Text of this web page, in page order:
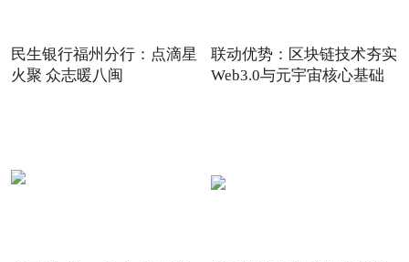
民生银行福州分行：点滴星
火聚 众志暖八闽
联动优势：区块链技术夯实
Web3.0与元宇宙核心基础